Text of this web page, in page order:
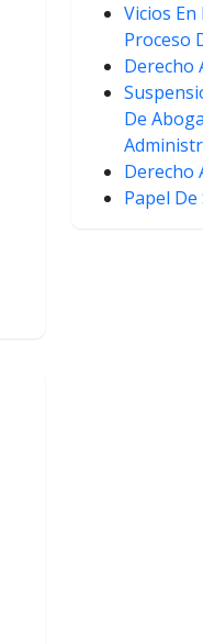
Vicios
Proceso
Derecho
De
Derecho
Papel